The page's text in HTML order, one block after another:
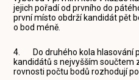
jejich pořadí od prvního do
první místo obdrží kandidát pět
o bod méně.
4. Do druhého kola hlasování
kandidátů s nejvyšším součtem
rovnosti počtu bodů rozhodují